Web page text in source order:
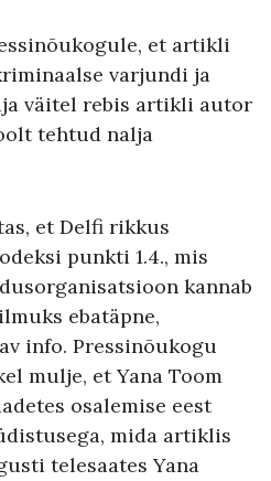
et artikli
varjundi ja
väitel rebis artikli autor
tehtud nalja
et Delfi rikkus
punkti 1.4., mis
kannab
ebatäpne,
info. Pressinõukogu
mulje, et Yana Toom
osalemise eest
mida artiklis
telesaates Yana